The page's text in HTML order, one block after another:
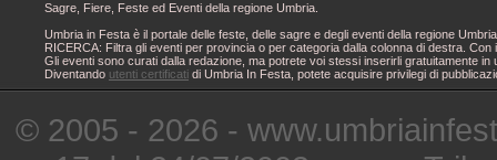
Sagre, Fiere, Feste ed Eventi della regione Umbria.
Umbria in Festa è il portale delle feste, delle sagre e degli eventi della regione
RICERCA: Filtra gli eventi per provincia o per categoria dalla colonna di destra.
Gli eventi sono curati dalla redazione, ma potrete voi stessi inserirli gratuitamente
Diventando utenti certificati di Umbria In Festa, potete acquisire privilegi di
© 2005 - 2026 -